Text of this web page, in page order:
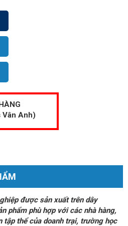
Vân Anh)
được sản xuất trên dây
phẩm phù hợp với các nhà hàng,
tập thể của doanh trại, trường học